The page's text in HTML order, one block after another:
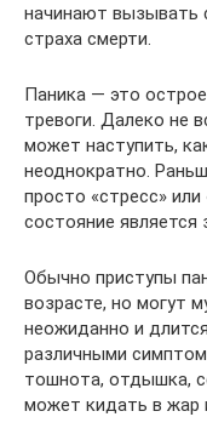
начинают вызывать
страха смерти.
Паника — это
тревоги. Далеко не
может наступить,
неоднократно.
просто «стресс»
состояние является
Обычно приступы
возрасте, но могут
неожиданно и
различными
тошнота, отдышка,
может кидать в жар